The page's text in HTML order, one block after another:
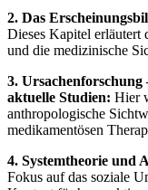
2. Das
Dieses Kapitel
und die medizinische
3. Ursachenforschung
aktuelle Studien: Hier
anthropologische
medikamentösen
4. Systemtheorie und
Fokus auf das soziale